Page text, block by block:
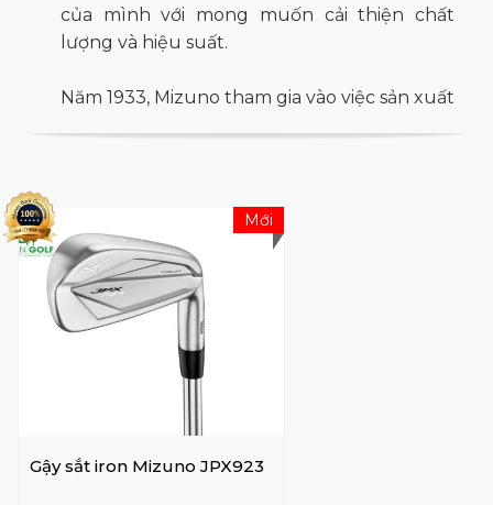
của mình với mong muốn cải thiện chất
lượng và hiệu suất.
Năm 1933, Mizuno tham gia vào việc sản xuất
để sản xuất gậy bóng chày, bóng và đồng
phục, cũng như sản xuất gậy golf và trượt
tuyết. Công ty tiếp tục mở rộng vào các lĩnh
vực thể thao khác và bắt đầu sản xuất trang
thiết bị tennis vào năm 1943. Danh tiếng
quốc tế của Mizuno về sản xuất thiết bị thể
thao chất lượng tốt nhất được hình thành
vào những năm 1970 khi công ty bắt đầu
xuất khẩu gậy golf sang châu Âu.
Gậy sắt iron Mizuno JPX923
Mới